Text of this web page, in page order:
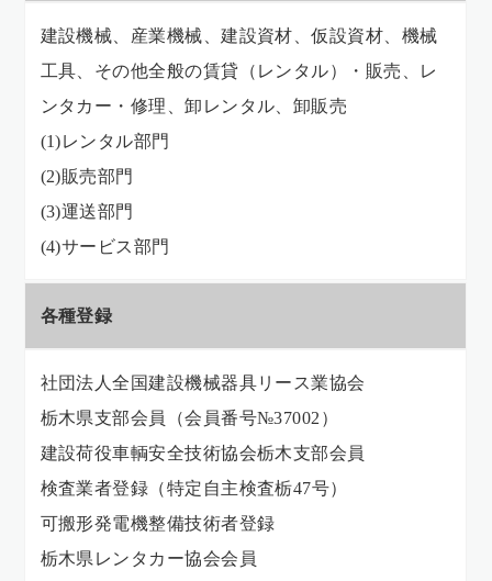
建設機械、産業機械、建設資材、仮設資材、機械
工具、その他全般の賃貸（レンタル）・販売、レ
ンタカー・修理、卸レンタル、卸販売
(1)レンタル部門
(2)販売部門
(3)運送部門
(4)サービス部門
各種登録
社団法人全国建設機械器具リース業協会
栃木県支部会員（会員番号№37002）
建設荷役車輌安全技術協会栃木支部会員
検査業者登録（特定自主検査栃47号）
可搬形発電機整備技術者登録
栃木県レンタカー協会会員